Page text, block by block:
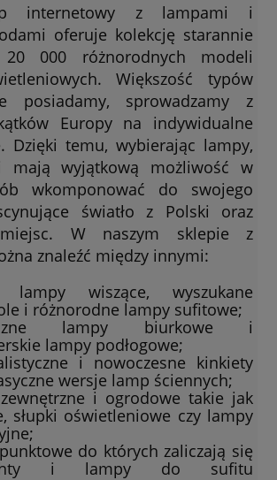
internetowy z lampami i
oferuje kolekcję starannie
20 000 różnorodnych modeli
Większość typów
posiadamy, sprowadzamy z
Europy na indywidualne
Dzięki temu, wybierając lampy,
mają wyjątkową możliwość w
wkomponować do swojego
światło z Polski oraz
miejsc. W naszym sklepie z
znaleźć między innymi:
lampy wiszące, wyszukane
i różnorodne lampy sufitowe;
lampy biurkowe i
lampy podłogowe;
i nowoczesne kinkiety
wersje lamp ściennych;
i ogrodowe takie jak
słupki oświetleniowe czy lampy
do których zaliczają się
i lampy do sufitu